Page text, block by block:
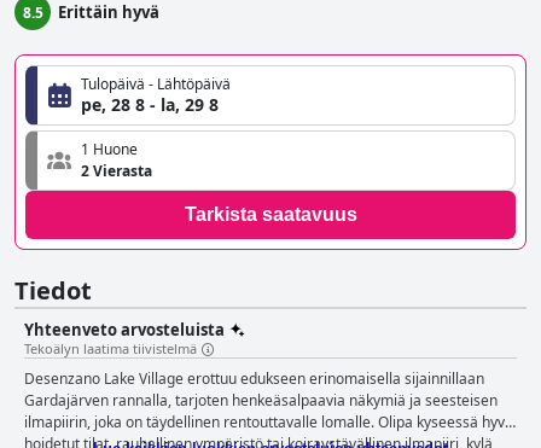
8.5 Erittäin hyvä
Tulopäivä - Lähtöpäivä
pe, 28 8 - la, 29 8
1 Huone
2 Vierasta
Tarkista saatavuus
Tiedot
Yhteenveto arvosteluista
Tekoälyn laatima tiivistelmä
Desenzano Lake Village erottuu edukseen erinomaisella sijainnillaan
Gardajärven rannalla, tarjoten henkeäsalpaavia näkymiä ja seesteisen
ilmapiirin, joka on täydellinen rentouttavalle lomalle. Olipa kyseessä hyvin
hoidetut tilat, rauhallinen ympäristö tai koiraystävällinen ilmapiiri, kylä